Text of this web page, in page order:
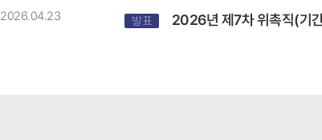
2026.04.23 발표 2026년 제7차 위촉직(기간